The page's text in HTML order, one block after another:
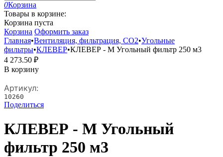
0Корзина
Товары в корзине:
Корзина пуста
Корзина Оформить заказ
Главная•Вентиляция, фильтрация, CO2•Угольные
фильтры•КЛЕВЕР•КЛЕВЕР - М Угольный фильтр 250 м3
4 273.50 ₽
В корзину
Артикул:
10260
Поделиться
КЛЕВЕР - М Угольный
фильтр 250 м3